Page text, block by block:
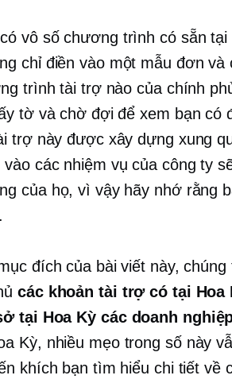
vô số chương trình có sẵn tại
chỉ điền vào một mẫu đơn
trình tài trợ nào của chính
tờ và chờ đợi để xem bạn có
trợ này được xây dựng xung
vào các nhiệm vụ của công ty
của họ, vì vậy hãy nhớ rằng
đích của bài viết này,
các khoản tài trợ có tại Hoa
tại Hoa Kỳ các doanh
Kỳ, nhiều mẹo trong số này
khích bạn tìm hiểu chi tiết về